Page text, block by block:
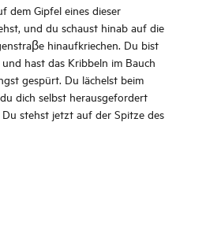
dem Gipfel eines dieser
und du schaust hinab auf die
hinaufkriechen. Du bist
hast das Kribbeln im Bauch
gespürt. Du lächelst beim
dich selbst herausgefordert
stehst jetzt auf der Spitze des